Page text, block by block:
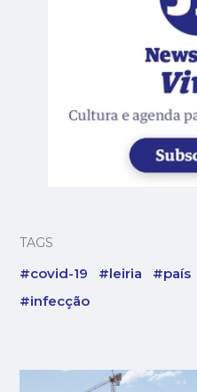
TAGS
#covid-19 #leiria #país
#infecção